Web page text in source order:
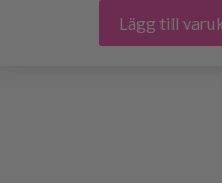
Lägg till